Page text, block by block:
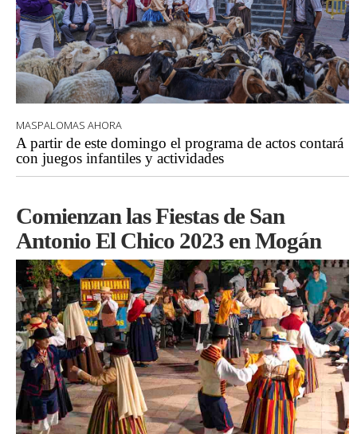
MASPALOMAS AHORA
A partir de este domingo el programa de actos contará
con juegos infantiles y actividades
Comienzan las Fiestas de San
Antonio El Chico 2023 en Mogán